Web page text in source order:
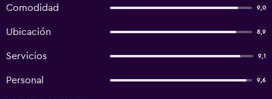
Comodidad 9,0
Ubicación 8,9
Servicios 9,1
Personal 9,6